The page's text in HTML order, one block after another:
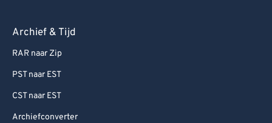
Archief & Tijd
RAR naar Zip
PST naar EST
CST naar EST
Archiefconverter